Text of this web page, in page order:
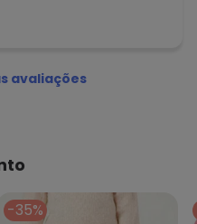
avaliações
-35%